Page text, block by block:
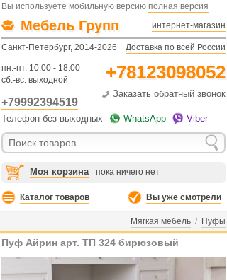
Вы используете мобильную версию полная версия
Мебель Групп интернет-магазин
Санкт-Петербург, 2014-2026 Доставка по всей России
пн.-пт. 10:00 - 18:00
сб.-вс. выходной
+78123098052
+79992394519
Заказать обратный звонок
Телефон без выходных WhatsApp Viber
Моя корзина пока ничего нет
Каталог товаров Вы уже смотрели
Мягкая мебель / Пуфы
Пуф Айрин арт. ТП 324 бирюзовый